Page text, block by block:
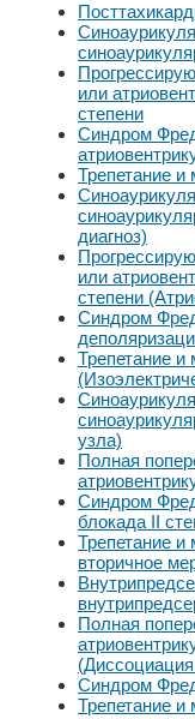
или
степени
Синдром
Трепетание и
диагноз)
или
степени
Синдром
Трепетание и
узла)
Полная
Синдром
блокада II
Трепетание
вторичное
Полная
Синдром
Трепетание и